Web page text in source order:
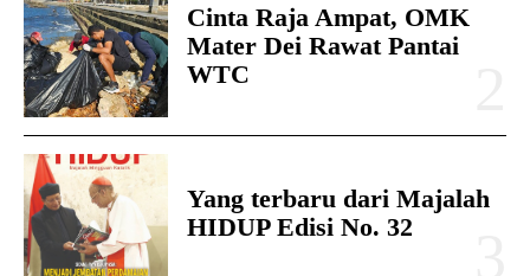
Cinta Raja Ampat, OMK
Mater Dei Rawat Pantai
WTC
Yang terbaru dari Majalah
HIDUP Edisi No. 32